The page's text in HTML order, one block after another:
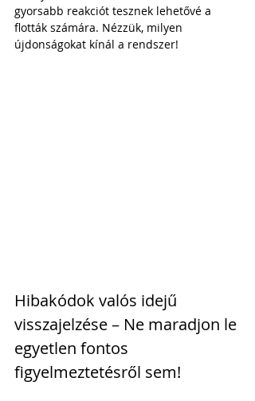
gyorsabb reakciót tesznek lehetővé a
flották számára. Nézzük, milyen
újdonságokat kínál a rendszer!
Hibakódok valós idejű
visszajelzése – Ne maradjon le
egyetlen fontos
figyelmeztetésről sem!